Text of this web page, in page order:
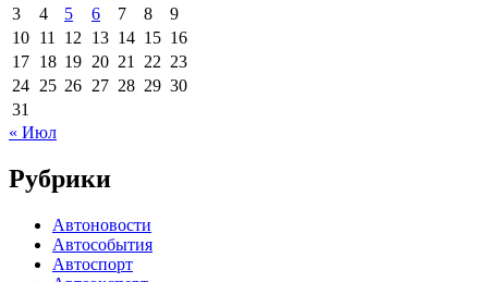
3
4 5 6 7 8
9
10 11 12 13 14 15 16
17 18 19 20 21 22 23
24 25 26 27 28 29 30
31
« Июл
Рубрики
Автоновости
Автособытия
Автоспорт